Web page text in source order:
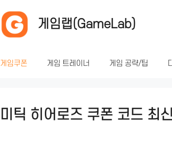
게임랩(GameLab)
게임쿠폰 게임 트레이너 게임 공략/팁
미틱 히어로즈 쿠폰 코드 최